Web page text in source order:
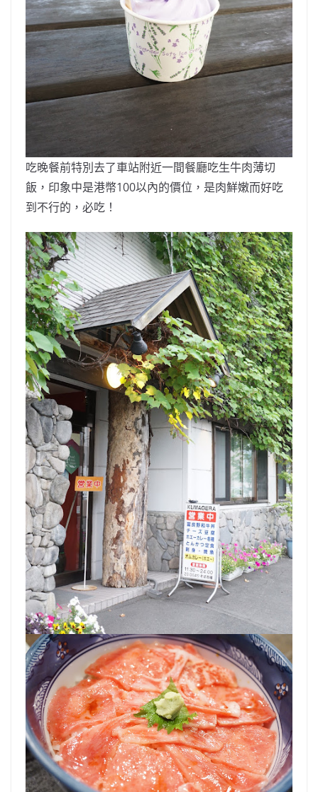
吃晚餐前特別去了車站附近一間餐廳吃生牛肉薄切
飯，印象中是港幣100以內的價位，是肉鮮嫩而好吃
到不行的，必吃！